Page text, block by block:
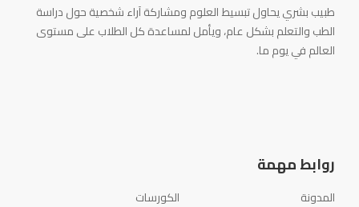
طبيب بشري يحاول تبسيط العلوم ومشاركة آراء شخصية حول دراسة
الطب والتعلم بشكل عام، ويأمل لمساعدة كل الطلاب على مستوى
العالم في يوم ما.
روابط مهمة
المدونة
الكورسات